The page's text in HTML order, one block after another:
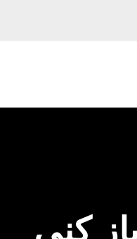
09129615767 چاه باز کنی